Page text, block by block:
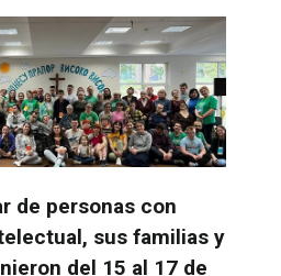
de personas con
sus familias y
del 15 al 17 de